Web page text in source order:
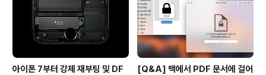
아이폰 7부터 강제 재부팅 및 DF
[Q&A] 맥에서 PDF 문서에 걸어